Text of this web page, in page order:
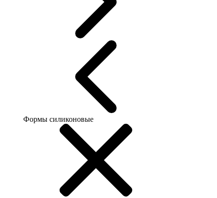
Формы силиконовые